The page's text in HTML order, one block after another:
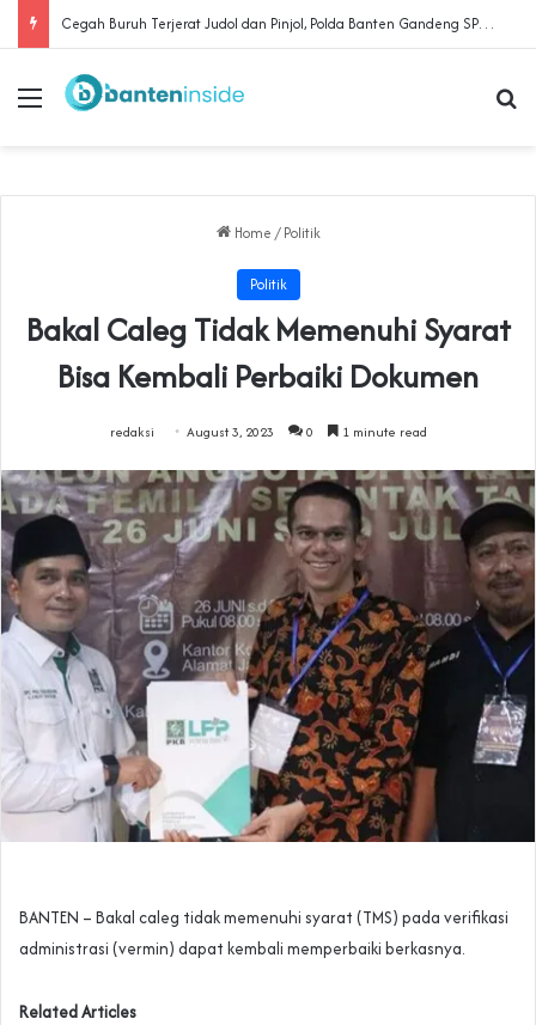
Cegah Buruh Terjerat Judol dan Pinjol, Polda Banten Gandeng SPSI Perkuat Literasi Digital
Menu
Home / Politik
Politik
Bakal Caleg Tidak Memenuhi Syarat
Bisa Kembali Perbaiki Dokumen
redaksi August 3, 2023 0 1 minute read
BANTEN – Bakal caleg tidak memenuhi syarat (TMS) pada verifikasi
administrasi (vermin) dapat kembali memperbaiki berkasnya.
Related Articles